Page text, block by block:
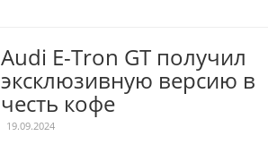
Audi E-Tron GT получил
эксклюзивную версию в
честь кофе
19.09.2024